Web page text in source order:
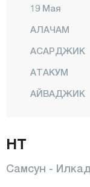
19 Мая
АЛАЧАМ
АСАРДЖИК
АТАКУМ
АЙВАДЖИК
ХАВЗА
НТ
Самсун -